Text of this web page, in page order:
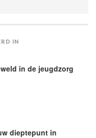
IN
in de jeugdzorg
dieptepunt in